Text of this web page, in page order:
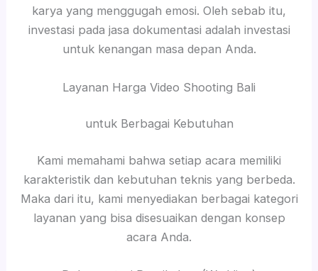
karya yang menggugah emosi. Oleh sebab itu,
investasi pada jasa dokumentasi adalah investasi
untuk kenangan masa depan Anda.
Layanan Harga Video Shooting Bali
untuk Berbagai Kebutuhan
Kami memahami bahwa setiap acara memiliki
karakteristik dan kebutuhan teknis yang berbeda.
Maka dari itu, kami menyediakan berbagai kategori
layanan yang bisa disesuaikan dengan konsep
acara Anda.